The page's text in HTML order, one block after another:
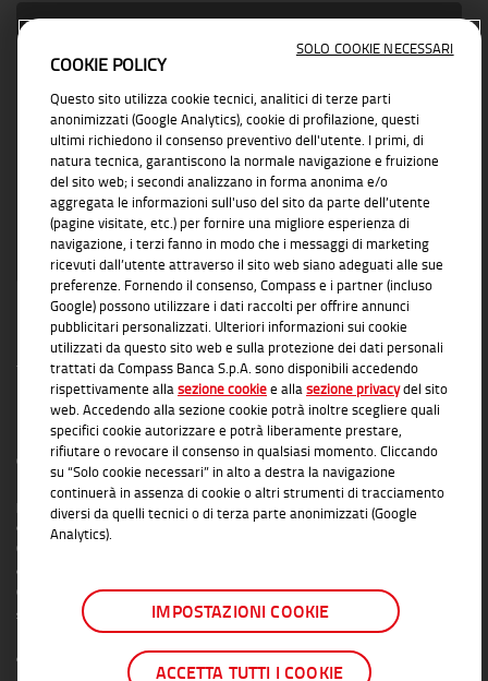
Area Partner
Vicino ad ogni esigenza di business con
soluzioni concrete e affidabili
INFORMAZIONI TRASPARENTI
Compass Banca S.p.A., Banca del Gruppo Monte dei Paschi di Siena; P.I. Gruppo IVA
Mediobanca: 10536040966 - Tutti i diritti riservati - Dati Societari- Messaggio
pubblicitario con finalità promozionale. Per le condizioni contrattuali si rimanda ai
documenti informativi disponibili sul sito
www.Compass.it
, presso le Filiali
Compass Banca S.p.A. o presso gli Agenti in attività finanziaria autorizzati che
operano in qualità di intermediari del credito convenzionati in esclusiva con
Compass Banca S.p.A.. L'elenco delle Filiali e delle Agenzie autorizzate è disponibile
sul sito
www.Compass.it. Salvo approvazione della richiesta da parte di Compass
Banca S.p.A. Convenzionamento soggetto alla valutazione di Compass Banca S.p.A.
e alle condizioni contrattuali vigenti.
COOKIE POLICY
Questo sito utilizza cookie tecnici, analitici di terze parti
anonimizzati (Google Analytics), cookie di profilazione, questi
ultimi richiedono il consenso preventivo dell'utente. I primi, di
natura tecnica, garantiscono la normale navigazione e fruizione
del sito web; i secondi analizzano in forma anonima e/o
aggregata le informazioni sull'uso del sito da parte dell’utente
(pagine visitate, etc.) per fornire una migliore esperienza di
navigazione, i terzi fanno in modo che i messaggi di marketing
ricevuti dall’utente attraverso il sito web siano adeguati alle sue
preferenze. Fornendo il consenso, Compass e i partner (incluso
Google) possono utilizzare i dati raccolti per offrire annunci
pubblicitari personalizzati. Ulteriori informazioni sui cookie
utilizzati da questo sito web e sulla protezione dei dati personali
trattati da Compass Banca S.p.A. sono disponibili accedendo
rispettivamente allasezione cookiee allasezione privacydel sito
web. Accedendo alla sezione cookie potrà inoltre scegliere quali
specifici cookie autorizzare e potrà liberamente prestare,
rifiutare o revocare il consenso in qualsiasi momento. Cliccando
su “Solo cookie necessari” in alto a destra la navigazione
continuerà in assenza di cookie o altri strumenti di tracciamento
diversi da quelli tecnici o di terza parte anonimizzati (Google
Analytics).
IMPOSTAZIONI COOKIE
ACCETTA TUTTI I COOKIE
SOLO COOKIE NECESSARI